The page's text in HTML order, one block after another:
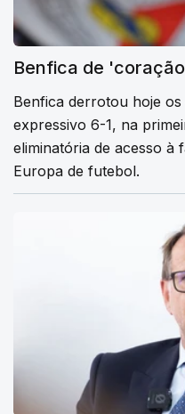
Benfica de
Benfica derrotou hoje
expressivo 6-1, na
eliminatória de acesso à
Europa de futebol.